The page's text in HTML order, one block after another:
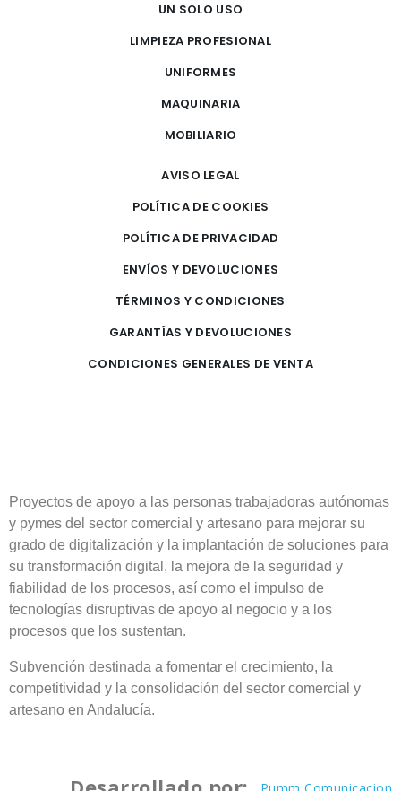
UN SOLO USO
LIMPIEZA PROFESIONAL
UNIFORMES
MAQUINARIA
MOBILIARIO
AVISO LEGAL
POLÍTICA DE COOKIES
POLÍTICA DE PRIVACIDAD
ENVÍOS Y DEVOLUCIONES
TÉRMINOS Y CONDICIONES
GARANTÍAS Y DEVOLUCIONES
CONDICIONES GENERALES DE VENTA
Proyectos de apoyo a las personas trabajadoras autónomas
y pymes del sector comercial y artesano para mejorar su
grado de digitalización y la implantación de soluciones para
su transformación digital, la mejora de la seguridad y
fiabilidad de los procesos, así como el impulso de
tecnologías disruptivas de apoyo al negocio y a los
procesos que los sustentan.
Subvención destinada a fomentar el crecimiento, la
competitividad y la consolidación del sector comercial y
artesano en Andalucía.